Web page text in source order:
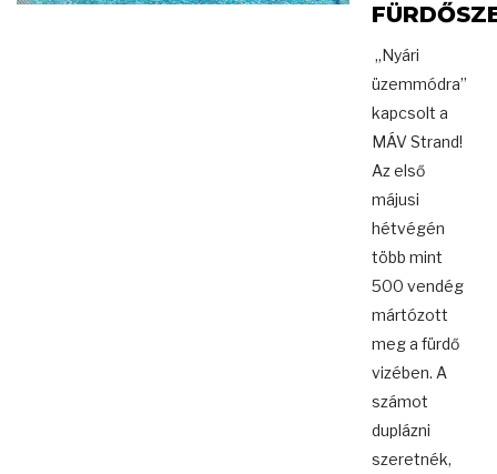
„Nyári
üzemmódra”
kapcsolt a
MÁV Strand!
Az első
májusi
hétvégén
több mint
500 vendég
mártózott
meg a fürdő
vizében. A
számot
duplázni
szeretnék,